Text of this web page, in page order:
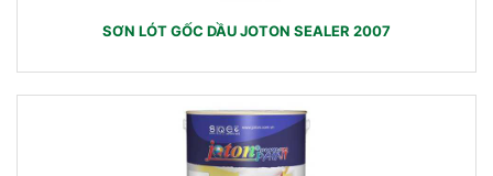
SƠN LÓT GỐC DẦU JOTON SEALER 2007